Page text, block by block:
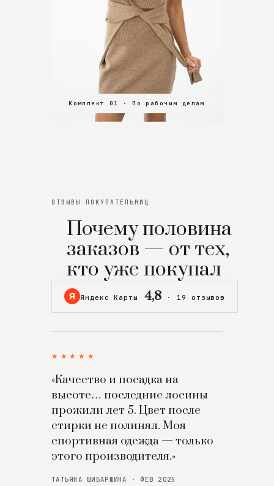
Комплект 01 · По рабочим делам
Комплект 02 · В зал
Комплект 03 · На особенный вечер
ОТЗЫВЫ ПОКУПАТЕЛЬНИЦ
Почему половина
заказов — от тех,
кто уже покупал
Я Яндекс Карты 4,8 · 19 отзывов
★★★★★
«Качество и посадка на
высоте… последние лосины
прожили лет 5. Цвет после
стирки не полинял. Моя
спортивная одежда — только
этого производителя.»
ТАТЬЯНА ШИБАРШИНА · ФЕВ 2025